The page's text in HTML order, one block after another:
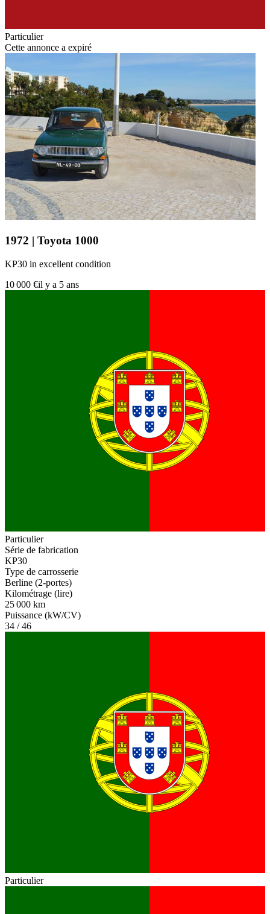
Particulier
Cette annonce a expiré
1972 | Toyota 1000
KP30 in excellent condition
10 000 €il y a 5 ans
Particulier
Série de fabrication
KP30
Type de carrosserie
Berline (2-portes)
Kilométrage (lire)
25 000 km
Puissance (kW/CV)
34 / 46
Particulier